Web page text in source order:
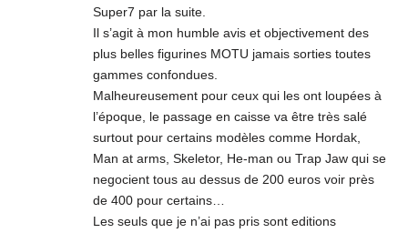
Super7 par la suite.
Il s’agit à mon humble avis et objectivement des
plus belles figurines MOTU jamais sorties toutes
gammes confondues.
Malheureusement pour ceux qui les ont loupées à
l’époque, le passage en caisse va être très salé
surtout pour certains modèles comme Hordak,
Man at arms, Skeletor, He-man ou Trap Jaw qui se
negocient tous au dessus de 200 euros voir près
de 400 pour certains…
Les seuls que je n’ai pas pris sont editions